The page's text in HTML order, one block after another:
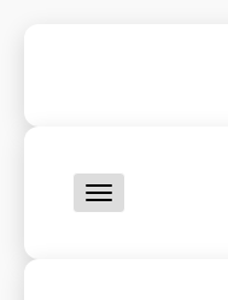
Toggle